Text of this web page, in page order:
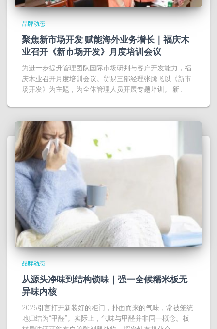
品牌动态
聚焦新市场开发 赋能海外业务增长｜福庆木
业召开《新市场开发》月度培训会议
为进一步提升管理团队国际市场研判与客户开发能力，福
庆木业召开月度培训会议。贸易三部经理张腾飞以《新市
场开发》为主题，为全体管理人员开展专题培训。 新…
品牌动态
从源头净味到结构锁味｜强一全候糯米板无
异味内核
2026引言打开新装好的柜门，扑面而来的气味，常被笼统
地归结为“甲醛”。实际上，气味与甲醛并非同一概念。板